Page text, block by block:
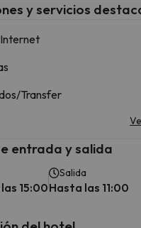
y servicios
Transfer
entrada y salida
15:00
Salida
Hasta las 11:00